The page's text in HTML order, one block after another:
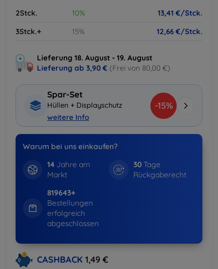
2Stck.
10%
13,41 €/Stck.
3Stck.+
15% 12,66 €/Stck.
Lieferung 18. August - 19. August
Lieferung ab 3,90 € (Frei von 80,00 €)
Spar-Set
Hüllen + Displayschutz
weitere Info
-15%
Warum bei uns einkaufen?
14Jahre am
Markt
30 Tage
Rückgaberecht
819643+
Bestellungen
erfolgreich
abgeschlossen
CASHBACK 1,49 €